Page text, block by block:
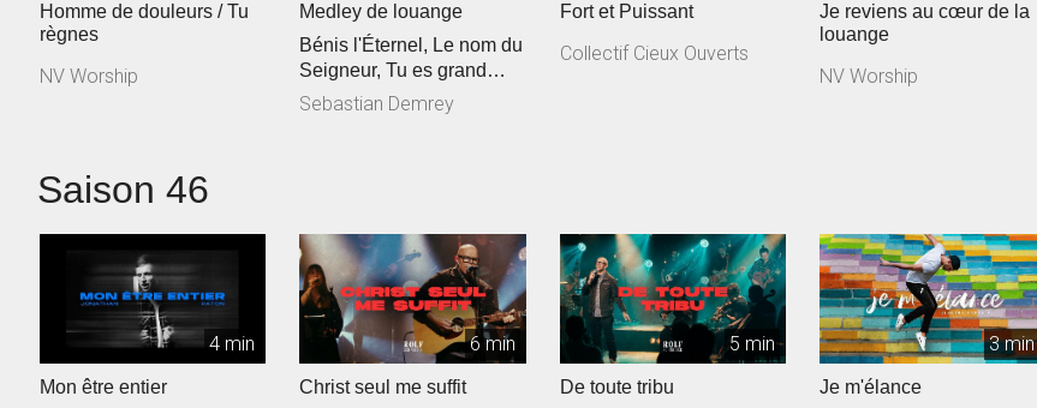
Homme de douleurs / Tu
règnes
NV Worship
Medley de louange
Bénis l'Éternel, Le nom du
Seigneur, Tu es grand
Seigneur
Sebastian Demrey
Fort et Puissant
Collectif Cieux Ouverts
Je reviens au cœur de la
louange
NV Worship
Saison 46
4 min
Mon être entier
6 min
Christ seul me suffit
5 min
De toute tribu
3 min
Je m'élance